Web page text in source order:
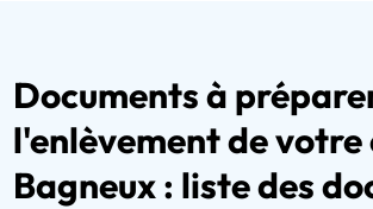
Documents à
l'enlèvement de votre
Bagneux : liste des